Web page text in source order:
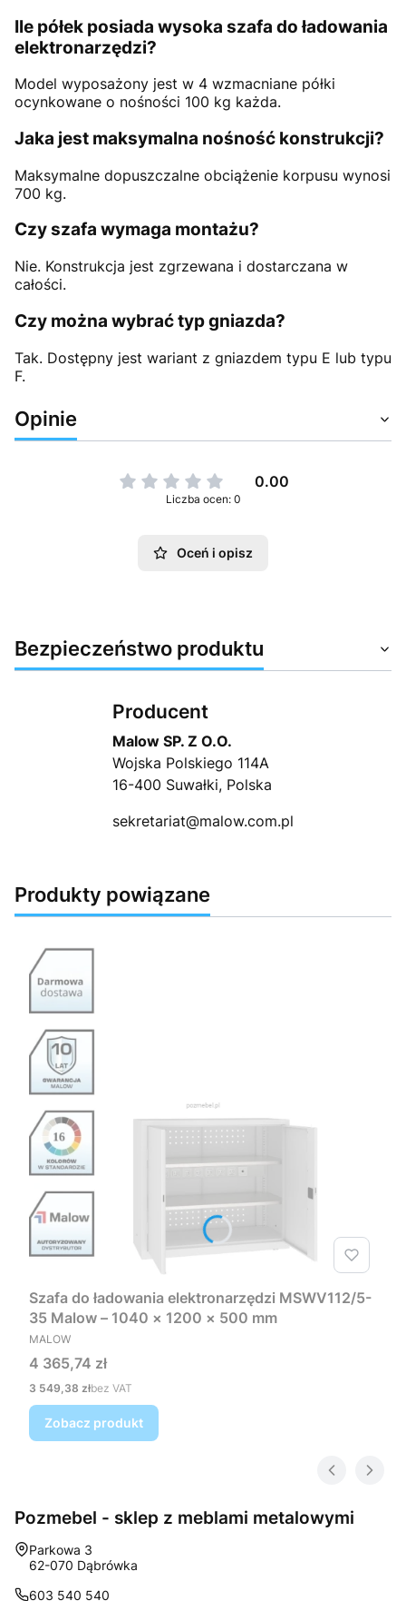
Ile półek posiada wysoka szafa do ładowania
elektronarzędzi?
Model wyposażony jest w 4 wzmacniane półki
ocynkowane o nośności 100 kg każda.
Jaka jest maksymalna nośność konstrukcji?
Maksymalne dopuszczalne obciążenie korpusu wynosi
700 kg.
Czy szafa wymaga montażu?
Nie. Konstrukcja jest zgrzewana i dostarczana w
całości.
Czy można wybrać typ gniazda?
Tak. Dostępny jest wariant z gniazdem typu E lub typu
F.
Opinie
0.00
Liczba ocen: 0
Oceń i opisz
Bezpieczeństwo produktu
Producent
Malow SP. Z O.O.
Wojska Polskiego 114A
16-400 Suwałki, Polska
sekretariat@malow.com.pl
Produkty powiązane
Szafa do ładowania elektronarzędzi MSWV112/5-
35 Malow – 1040 × 1200 × 500 mm
PRODUCENT
MALOW
Cena
4 365,74 zł
Cena
3 549,38 złbez VAT
Zobacz produkt
Pozmebel - sklep z meblami metalowymi
Adres:
Parkowa 3
62-070 Dąbrówka
603 540 540